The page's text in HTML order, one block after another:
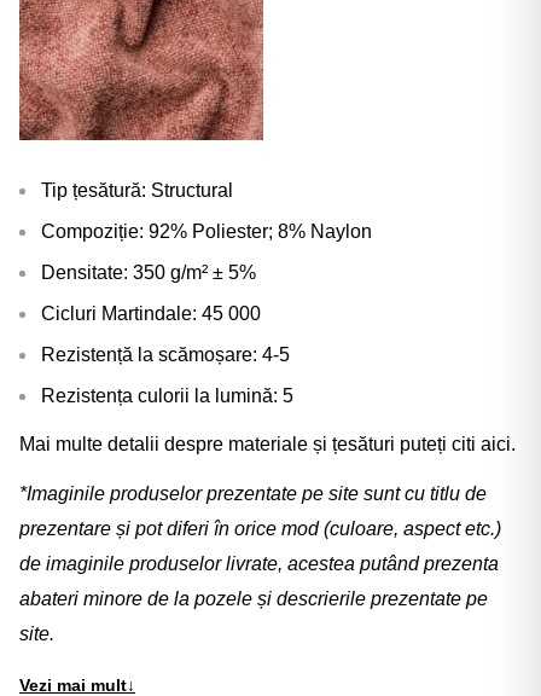
Tip țesătură: Structural
Compoziție: 92% Poliester; 8% Naylon
Densitate: 350 g/m² ± 5%
Cicluri Martindale: 45 000
Rezistență la scămoșare: 4-5
Rezistența culorii la lumină: 5
Mai multe detalii despre materiale și țesături puteți citi aici.
*Imaginile produselor prezentate pe site sunt cu titlu de
prezentare și pot diferi în orice mod (culoare, aspect etc.)
de imaginile produselor livrate, acestea putând prezenta
abateri minore de la pozele și descrierile prezentate pe
site.
Vezi mai mult↓